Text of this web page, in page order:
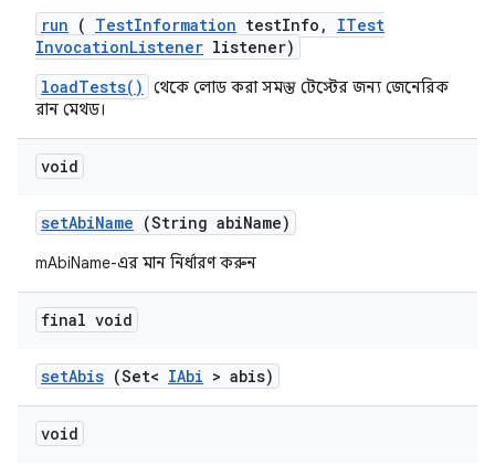
run ( TestInformation testInfo ,
ITest
InvocationListener listener)
loadTests()
থেকে লোড করা সমস্ত টেস্টের জন্য জেনেরিক
রান মেথড।
void
setAbiName (String abiName)
mAbiName-এর মান নির্ধারণ করুন
final void
setAbis (Set< IAbi > abis)
void